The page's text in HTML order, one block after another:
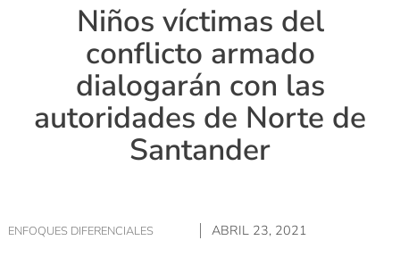
Niños víctimas del
conflicto armado
dialogarán con las
autoridades de Norte de
Santander
ENFOQUES DIFERENCIALES ABRIL 23, 2021